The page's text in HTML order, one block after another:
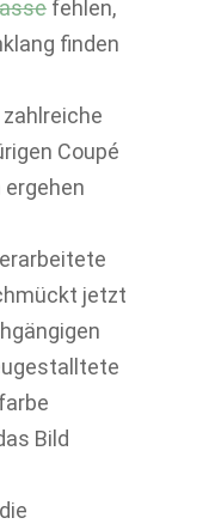
fehlen,
finden
Coupé
jetzt
Bild